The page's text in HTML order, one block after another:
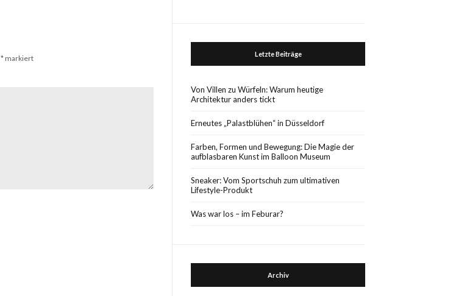
*markiert Letzte Beiträge
Von Villen zu Würfeln: Warum heutige
Architektur anders tickt
Erneutes „Palastblühen“ in Düsseldorf
Farben, Formen und Bewegung: Die Magie der
aufblasbaren Kunst im Balloon Museum
Sneaker: Vom Sportschuh zum ultimativen
Lifestyle-Produkt
Was war los – im Feburar?
Archiv